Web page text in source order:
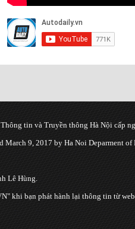
tin và Truyền thông Hà Nội cấp
March 9, 2017 by Ha Noi Deparment of
Lê Hùng.
khi bạn phát hành lại thông tin từ